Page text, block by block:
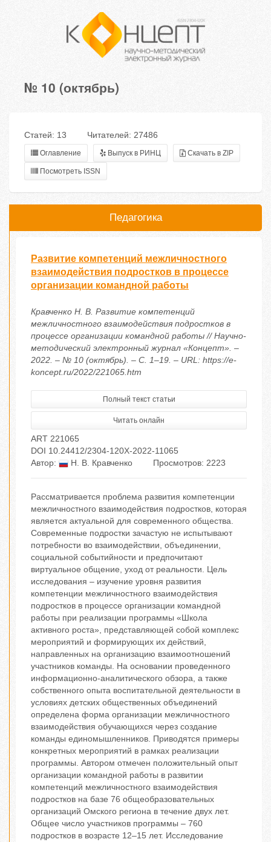
№ 10 (октябрь)
Статей: 13 Читателей: 27486
Оглавление Выпуск в РИНЦ Скачать в ZIP
Посмотреть ISSN
Педагогика
Развитие компетенций межличностного
взаимодействия подростков в процессе
организации командной работы
Кравченко Н. В. Развитие компетенций
межличностного взаимодействия подростков в
процессе организации командной работы // Научно-
методический электронный журнал «Концепт». –
2022. – № 10 (октябрь). – С. 1–19. – URL: https://e-
koncept.ru/2022/221065.htm
Полный текст статьи
Читать онлайн
ART 221065
DOI 10.24412/2304-120X-2022-11065
Автор:
Н. В. Кравченко Просмотров: 2223
Рассматривается проблема развития компетенции
межличностного взаимодействия подростков, которая
является актуальной для современного общества.
Современные подростки зачастую не испытывают
потребности во взаимодействии, объединении,
социальной событийности и предпочитают
виртуальное общение, уход от реальности. Цель
исследования – изучение уровня развития
компетенции межличностного взаимодействия
подростков в процессе организации командной
работы при реализации программы «Школа
активного роста», представляющей собой комплекс
мероприятий и формирующих их действий,
направленных на организацию взаимоотношений
участников команды. На основании проведенного
информационно-аналитического обзора, а также
собственного опыта воспитательной деятельности в
условиях детских общественных объединений
определена форма организации межличностного
взаимодействия обучающихся через создание
команды единомышленников. Приводятся примеры
конкретных мероприятий в рамках реализации
программы. Автором отмечен положительный опыт
организации командной работы в развитии
компетенций межличностного взаимодействия
подростков на базе 76 общеобразовательных
организаций Омского региона в течение двух лет.
Общее число участников программы – 760
подростков в возрасте 12–15 лет. Исследование